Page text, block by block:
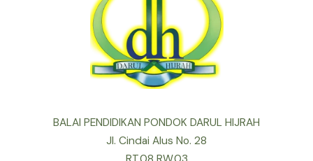
BALAI PENDIDIKAN PONDOK DARUL HIJRAH
Jl. Cindai Alus No. 28